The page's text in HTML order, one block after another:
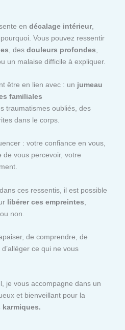
en décalage intérieur,
Vous pouvez ressentir
, des douleurs profondes
un malaise difficile à expliquer.
être en lien avec : un jumeau
familiales
traumatismes oubliés, des
dans le corps.
: votre confiance en vous,
vous percevoir, votre
ces ressentis, il est possible
libérer ces empreintes
non.
de comprendre, de
ce qui ne vous
je vous accompagne dans un
et bienveillant pour la